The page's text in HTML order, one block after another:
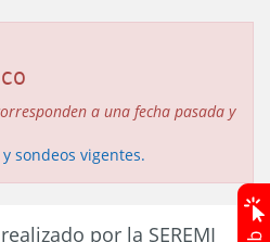
a una fecha pasada y
sondeos vigentes.
por la SEREMI